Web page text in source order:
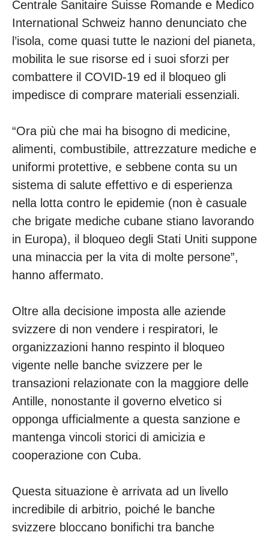
Centrale Sanitaire Suisse Romande e Medico
International Schweiz hanno denunciato che
l’isola, come quasi tutte le nazioni del pianeta,
mobilita le sue risorse ed i suoi sforzi per
combattere il COVID-19 ed il bloqueo gli
impedisce di comprare materiali essenziali.
“Ora più che mai ha bisogno di medicine,
alimenti, combustibile, attrezzature mediche e
uniformi protettive, e sebbene conta su un
sistema di salute effettivo e di esperienza
nella lotta contro le epidemie (non è casuale
che brigate mediche cubane stiano lavorando
in Europa), il bloqueo degli Stati Uniti suppone
una minaccia per la vita di molte persone”,
hanno affermato.
Oltre alla decisione imposta alle aziende
svizzere di non vendere i respiratori, le
organizzazioni hanno respinto il bloqueo
vigente nelle banche svizzere per le
transazioni relazionate con la maggiore delle
Antille, nonostante il governo elvetico si
opponga ufficialmente a questa sanzione e
mantenga vincoli storici di amicizia e
cooperazione con Cuba.
Questa situazione è arrivata ad un livello
incredibile di arbitrio, poiché le banche
svizzere bloccano bonifichi tra banche